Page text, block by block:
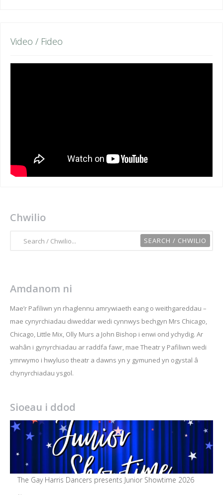
Video / Fideo
Chwilio
Amdanom ni
Mae’r Pafiliwn yn rhaglennu amrywiaeth eang o weithgareddau –
mae cynyrchiadau diweddar wedi cynnwys bechgyn Mrs Chicago,
Chicago, Little Mix, Olly Murs a John Bishop i enwi ond ychydig. Ar
wahân i gynyrchiadau ar raddfa fawr, mae Theatr y Pafiliwn wedi
ymrwymo i hwyluso theatr a dawns yn y gymuned yn ogystal â
chynyrchiadau ysgol.
Sioeau i ddod
The Gay Harris Dancers presents Junior Showtime 2026